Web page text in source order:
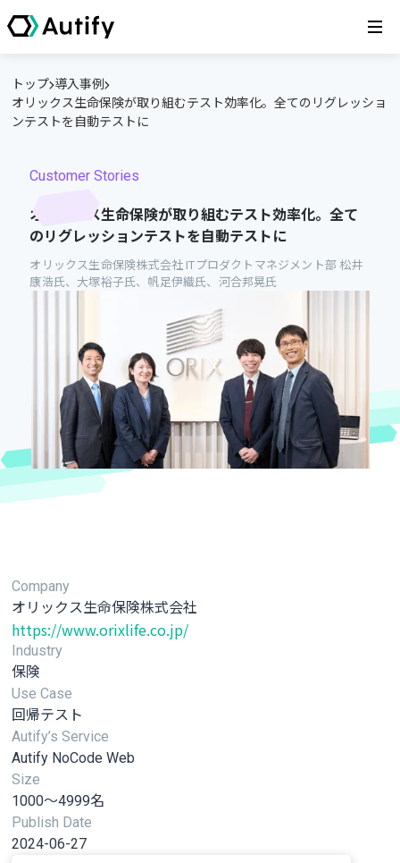
トップ 導入事例
オリックス生命保険が取り組むテスト効率化。全てのリグレッショ
ンテストを自動テストに
Customer Stories
オリックス生命保険が取り組むテスト効率化。全て
のリグレッションテストを自動テストに
オリックス生命保険株式会社 ITプロダクトマネジメント部 松井
康浩氏、大塚裕子氏、帆足伊織氏、河合邦晃氏
Company
オリックス生命保険株式会社
https://www.orixlife.co.jp/
Industry
保険
Use Case
回帰テスト
Autify’s Service
Autify NoCode Web
Size
1000～4999名
Publish Date
2024-06-27